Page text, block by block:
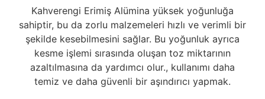
Kahverengi Erimiş Alümina yüksek yoğunluğa
sahiptir, bu da zorlu malzemeleri hızlı ve verimli bir
şekilde kesebilmesini sağlar. Bu yoğunluk ayrıca
kesme işlemi sırasında oluşan toz miktarının
azaltılmasına da yardımcı olur., kullanımı daha
temiz ve daha güvenli bir aşındırıcı yapmak.